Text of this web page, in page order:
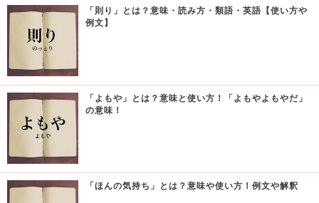
「則り」とは？意味・読み方・類語・英語【使い方や
例文】
「よもや」とは？意味と使い方！「よもやよもやだ」
の意味！
「ほんの気持ち」とは？意味や使い方！例文や解釈